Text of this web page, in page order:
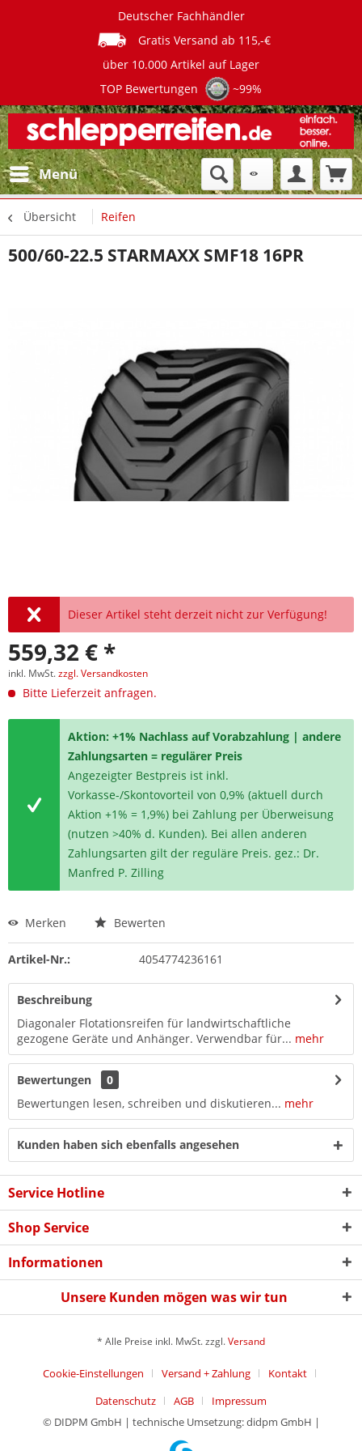
Deutscher Fachhändler
Gratis Versand ab 115,-€
über 10.000 Artikel auf Lager
TOP Bewertungen
~99%
Menü
Übersicht Reifen
500/60-22.5 STARMAXX SMF18 16PR
Dieser Artikel steht derzeit nicht zur Verfügung!
559,32 € *
inkl. MwSt.zzgl. Versandkosten
Bitte Lieferzeit anfragen.
Aktion: +1% Nachlass auf Vorabzahlung | andere
Zahlungsarten = regulärer Preis
Angezeigter Bestpreis ist inkl.
Vorkasse-/Skontovorteil von 0,9% (aktuell durch
Aktion +1% = 1,9%) bei Zahlung per Überweisung
(nutzen >40% d. Kunden). Bei allen anderen
Zahlungsarten gilt der reguläre Preis. gez.: Dr.
Manfred P. Zilling
Merken Bewerten
Artikel-Nr.: 4054774236161
Beschreibung
Diagonaler Flotationsreifen für landwirtschaftliche
gezogene Geräte und Anhänger. Verwendbar für... mehr
Bewertungen
0
Bewertungen lesen, schreiben und diskutieren... mehr
Kunden haben sich ebenfalls angesehen
Service Hotline
Shop Service
Informationen
Unsere Kunden mögen was wir tun
* Alle Preise inkl. MwSt. zzgl.Versand
Cookie-Einstellungen Versand + Zahlung
Kontakt
Datenschutz
AGB
Impressum
© DIDPM GmbH | technische Umsetzung: didpm GmbH |